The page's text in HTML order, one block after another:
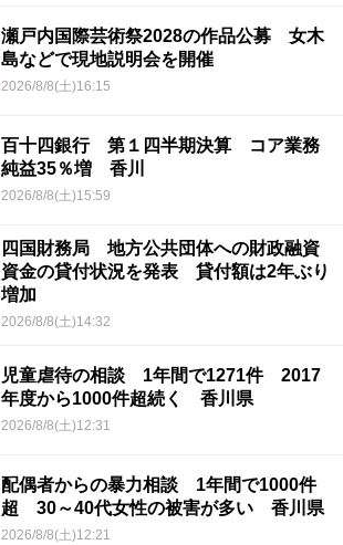
瀬戸内国際芸術祭2028の作品公募 女木
島などで現地説明会を開催
2026/8/8(土)16:15
百十四銀行 第１四半期決算 コア業務
純益35％増 香川
2026/8/8(土)15:59
四国財務局 地方公共団体への財政融資
資金の貸付状況を発表 貸付額は2年ぶり
増加
2026/8/8(土)14:32
児童虐待の相談 1年間で1271件 2017
年度から1000件超続く 香川県
2026/8/8(土)12:31
配偶者からの暴力相談 1年間で1000件
超 30～40代女性の被害が多い 香川県
2026/8/8(土)12:21